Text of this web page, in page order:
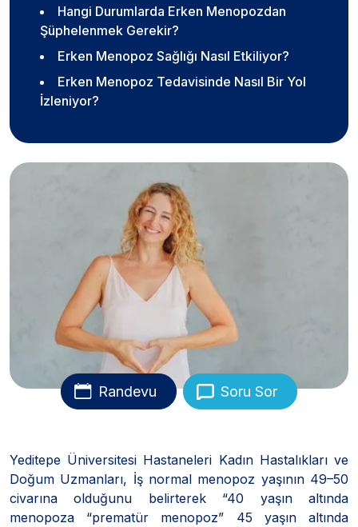
Hangi Durumlarda Erken Menopozdan
Şüphelenmek Gerekir?
Erken Menopoz Sağlığı Nasıl Etkiliyor?
Erken Menopoz Tedavisinde Nasıl Bir Yol
İzleniyor?
Randevu Soru Sor
Yeditepe Üniversitesi Hastaneleri Kadın Hastalıkları ve
Doğum Uzmanları, İş normal menopoz yaşının 49–50
civarına olduğunu belirterek “40 yaşın altında
menopoza “prematür menopoz” 45 yaşın altında